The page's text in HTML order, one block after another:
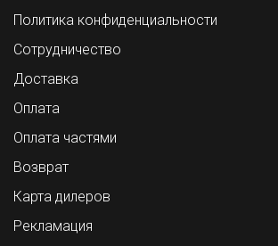
Политика конфиденциальности
Сотрудничество
Доставка
Оплата
Оплата частями
Возврат
Карта дилеров
Рекламация